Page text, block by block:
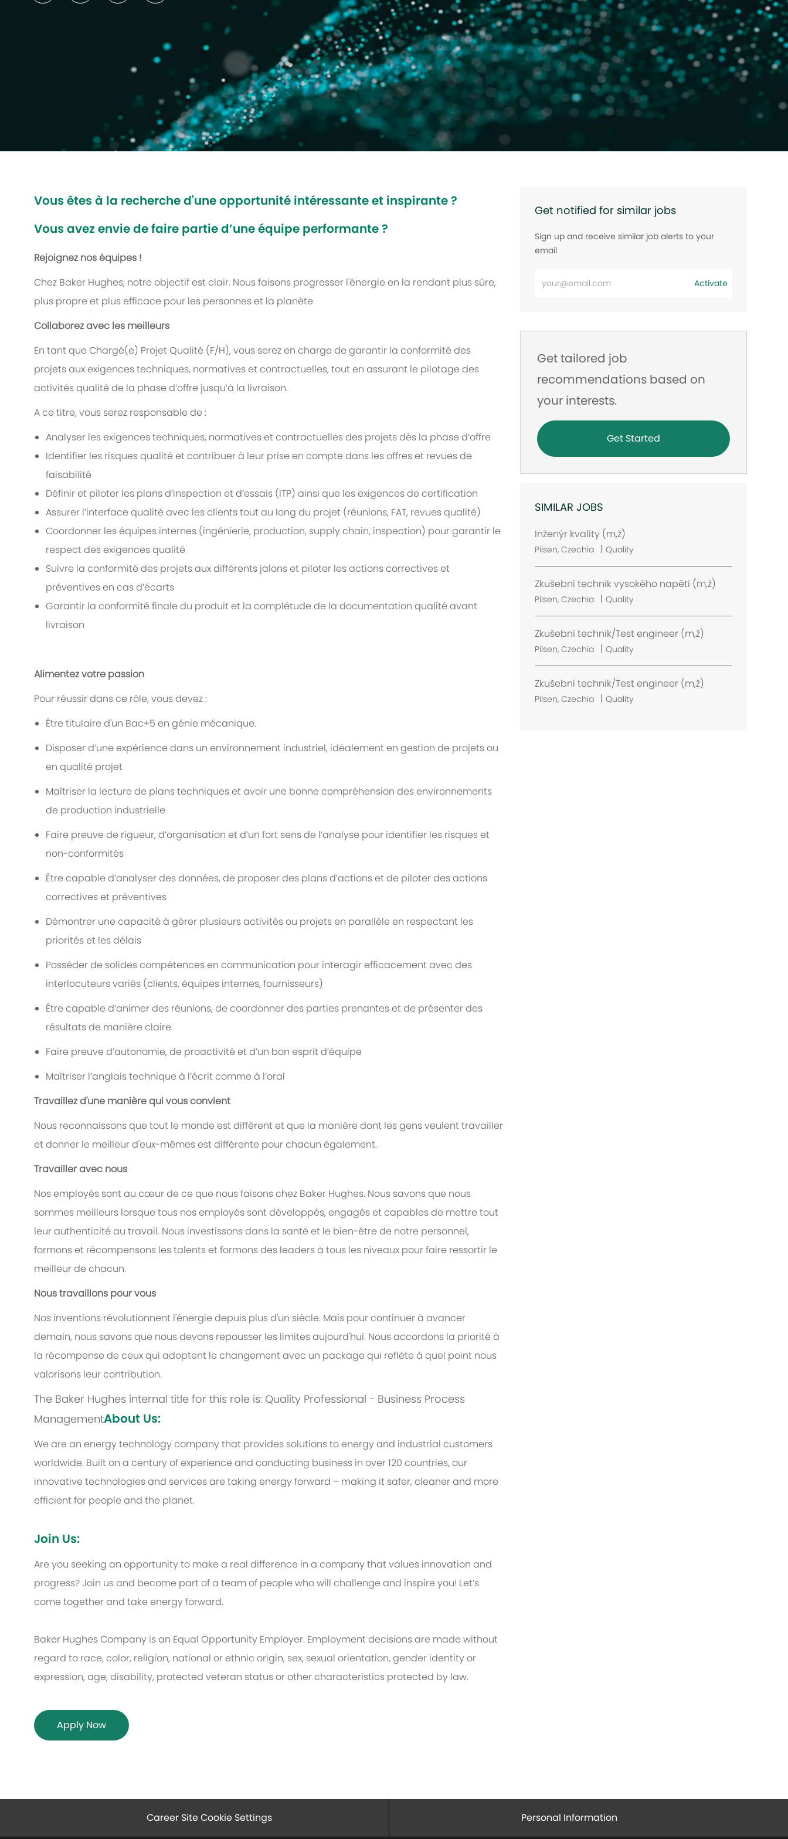
Vous êtes à la recherche d'une opportunité intéressante et inspirante ?
Vous avez envie de faire partie d’une équipe performante ?
Rejoignez nos équipes !
Chez Baker Hughes, notre objectif est clair. Nous faisons progresser l'énergie en la rendant plus sûre,
plus propre et plus efficace pour les personnes et la planète.
Collaborez avec les meilleurs
En tant que Chargé(e) Projet Qualité (F/H), vous serez en charge de garantir la conformité des
projets aux exigences techniques, normatives et contractuelles, tout en assurant le pilotage des
activités qualité de la phase d’offre jusqu’à la livraison.
A ce titre, vous serez responsable de :
Analyser les exigences techniques, normatives et contractuelles des projets dès la phase d’offre
Identifier les risques qualité et contribuer à leur prise en compte dans les offres et revues de
faisabilité
Définir et piloter les plans d’inspection et d’essais (ITP) ainsi que les exigences de certification
Assurer l’interface qualité avec les clients tout au long du projet (réunions, FAT, revues qualité)
Coordonner les équipes internes (ingénierie, production, supply chain, inspection) pour garantir le
respect des exigences qualité
Suivre la conformité des projets aux différents jalons et piloter les actions correctives et
préventives en cas d’écarts
Garantir la conformité finale du produit et la complétude de la documentation qualité avant
livraison
Alimentez votre passion
Pour réussir dans ce rôle, vous devez :
Être titulaire d'un Bac+5 en génie mécanique.
Disposer d’une expérience dans un environnement industriel, idéalement en gestion de projets ou
en qualité projet
Maîtriser la lecture de plans techniques et avoir une bonne compréhension des environnements
de production industrielle
Faire preuve de rigueur, d’organisation et d’un fort sens de l’analyse pour identifier les risques et
non-conformités
Être capable d’analyser des données, de proposer des plans d’actions et de piloter des actions
correctives et préventives
Démontrer une capacité à gérer plusieurs activités ou projets en parallèle en respectant les
priorités et les délais
Posséder de solides compétences en communication pour interagir efficacement avec des
interlocuteurs variés (clients, équipes internes, fournisseurs)
Être capable d’animer des réunions, de coordonner des parties prenantes et de présenter des
résultats de manière claire
Faire preuve d’autonomie, de proactivité et d’un bon esprit d’équipe
Maîtriser l’anglais technique à l’écrit comme à l’oral
Travaillez d'une manière qui vous convient
Nous reconnaissons que tout le monde est différent et que la manière dont les gens veulent travailler
et donner le meilleur d'eux-mêmes est différente pour chacun également.
Travailler avec nous
Nos employés sont au cœur de ce que nous faisons chez Baker Hughes. Nous savons que nous
sommes meilleurs lorsque tous nos employés sont développés, engagés et capables de mettre tout
leur authenticité au travail. Nous investissons dans la santé et le bien-être de notre personnel,
formons et récompensons les talents et formons des leaders à tous les niveaux pour faire ressortir le
meilleur de chacun.
Nous travaillons pour vous
Nos inventions révolutionnent l'énergie depuis plus d'un siècle. Mais pour continuer à avancer
demain, nous savons que nous devons repousser les limites aujourd'hui. Nous accordons la priorité à
la récompense de ceux qui adoptent le changement avec un package qui reflète à quel point nous
valorisons leur contribution.
The Baker Hughes internal title for this role is: Quality Professional - Business Process
ManagementAbout Us:
We are an energy technology company that provides solutions to energy and industrial customers
worldwide. Built on a century of experience and conducting business in over 120 countries, our
innovative technologies and services are taking energy forward – making it safer, cleaner and more
efficient for people and the planet.
Join Us:
Are you seeking an opportunity to make a real difference in a company that values innovation and
progress? Join us and become part of a team of people who will challenge and inspire you! Let’s
come together and take energy forward.
Baker Hughes Company is an Equal Opportunity Employer. Employment decisions are made without
regard to race, color, religion, national or ethnic origin, sex, sexual orientation, gender identity or
expression, age, disability, protected veteran status or other characteristics protected by law.
Apply Now
Get notified for similar jobs
Sign up and receive similar job alerts to your
email
Email
Activate
Get tailored job
recommendations based on
your interests.
Get Started
SIMILAR JOBS
Inženýr kvality (m,ž)
L
o
c
t
i
o
n
Pilsen, Czechia Quality
Zkušební technik vysokého napětí (m,ž)
L
o
c
t
i
o
n
Pilsen, Czechia Quality
Zkušební technik/Test engineer (m,ž)
L
o
c
t
Pilsen, Czechia Quality
Zkušební technik/Test engineer (m,ž)
L
Pilsen, Czechia Quality
Career Site Cookie Settings Personal Information